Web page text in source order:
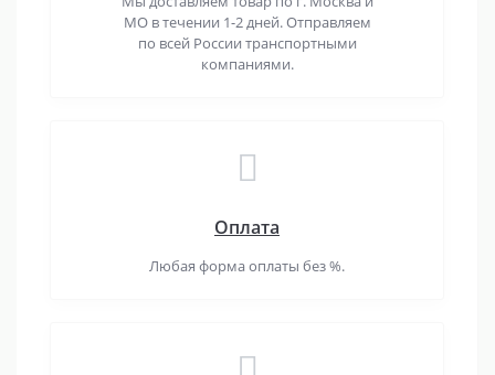
МО в течении 1-2 дней. Отправляем
по всей России транспортными
компаниями.
Оплата
Любая форма оплаты без %.